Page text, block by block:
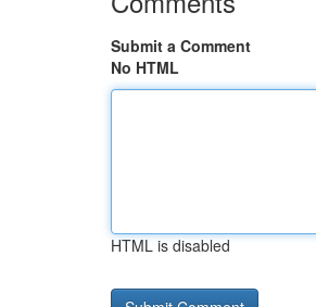
Submit a Comment
No HTML
HTML is disabled